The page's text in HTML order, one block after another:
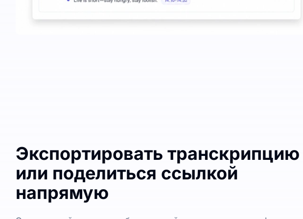
Экспортировать транскрипцию
или поделиться ссылкой
напрямую